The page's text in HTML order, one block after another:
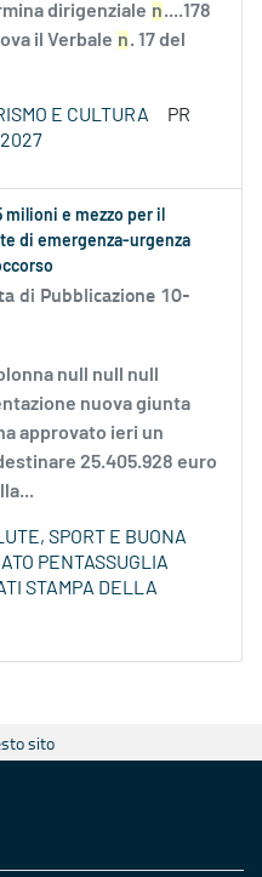
dirigenziale n....178
il Verbale n. 17 del
E CULTURA
PR
milioni e mezzo per il
di emergenza-urgenza
di Pubblicazione 10-
null null null
nuova giunta
approvato ieri un
25.405.928 euro
SPORT E BUONA
PENTASSUGLIA
STAMPA DELLA
sito